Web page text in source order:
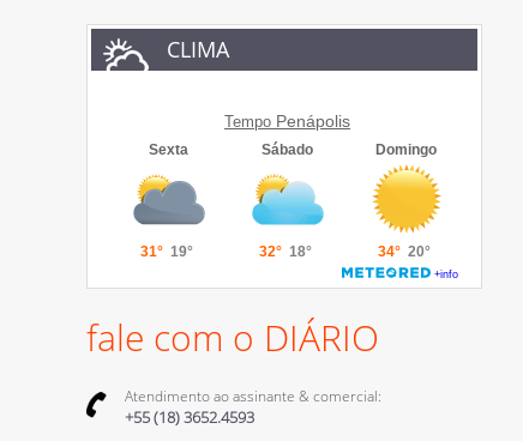
CLIMA
Tempo Penápolis
fale com o DIÁRIO
Atendimento ao assinante & comercial:
+55 (18) 3652.4593